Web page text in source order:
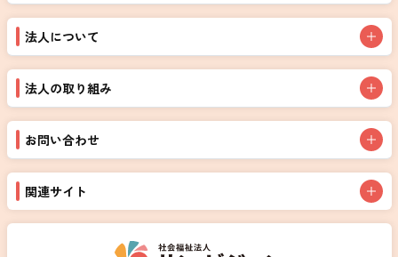
法人について
法人の取り組み
お問い合わせ
関連サイト